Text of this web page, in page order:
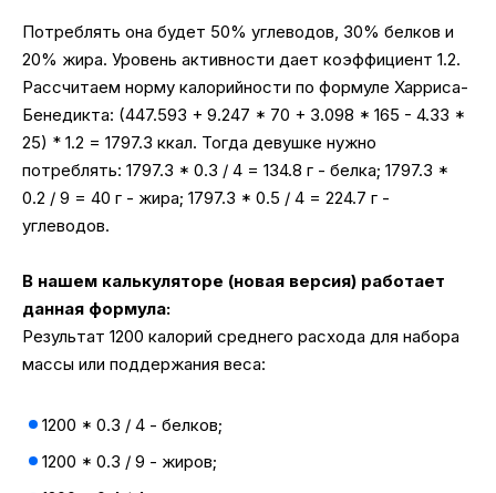
Потреблять она будет 50% углеводов, 30% белков и
20% жира. Уровень активности дает коэффициент 1.2.
Рассчитаем норму калорийности по формуле Харриса-
Бенедикта: (447.593 + 9.247 * 70 + 3.098 * 165 - 4.33 *
25) * 1.2 = 1797.3 ккал. Тогда девушке нужно
потреблять: 1797.3 * 0.3 / 4 = 134.8 г - белка; 1797.3 *
0.2 / 9 = 40 г - жира; 1797.3 * 0.5 / 4 = 224.7 г -
углеводов.
В нашем калькуляторе (новая версия) работает
данная формула:
Результат 1200 калорий среднего расхода для набора
массы или поддержания веса:
1200 * 0.3 / 4 - белков;
1200 * 0.3 / 9 - жиров;